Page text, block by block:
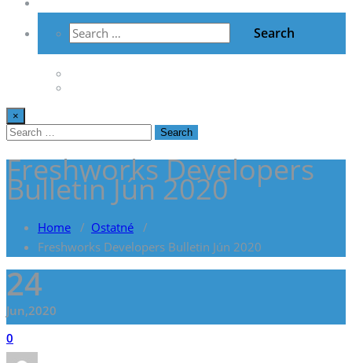
×
Freshworks Developers
Bulletin Jún 2020
Home / Ostatné /
Freshworks Developers Bulletin Jún 2020
24
Jun,2020
0